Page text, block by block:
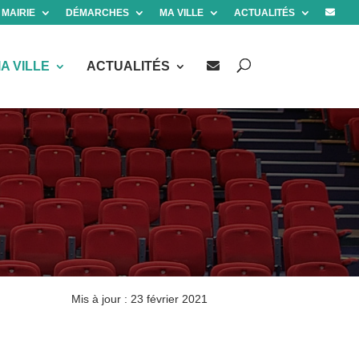
DÉMARCHES MA VILLE ACTUALITÉS
VILLE ACTUALITÉS
Mis à jour : 23 février 2021